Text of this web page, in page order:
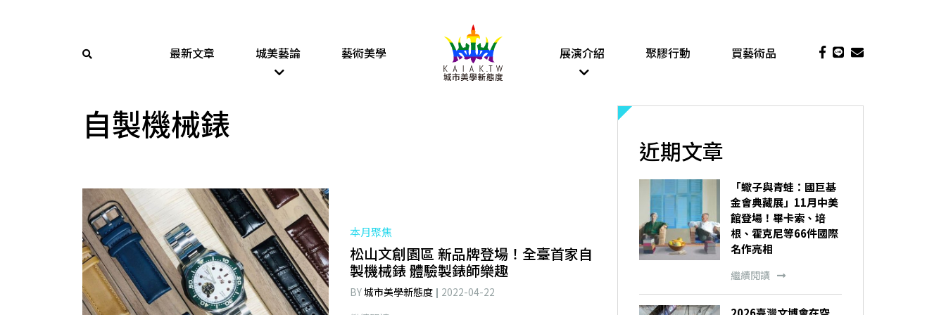
最新文章 城美藝論 藝術美學 展演介紹 聚膠行動 買藝術品
自製機械錶
本月聚焦
松山文創園區 新品牌登場！全臺首家自
製機械錶 體驗製錶師樂趣
BY城市美學新態度
2022-04-22
近期文章
「蠍子與青蛙：國巨基
金會典藏展」11月中美
館登場！畢卡索、培
根、霍克尼等66件國際
名作亮相
繼續閱讀